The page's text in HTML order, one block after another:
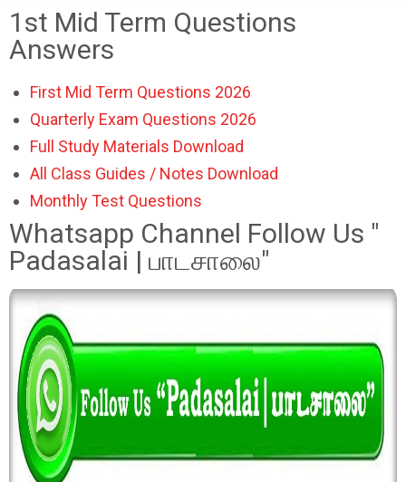
1st Mid Term Questions
Answers
First Mid Term Questions 2026
Quarterly Exam Questions 2026
Full Study Materials Download
All Class Guides / Notes Download
Monthly Test Questions
Whatsapp Channel Follow Us "
Padasalai | பாடசாலை"